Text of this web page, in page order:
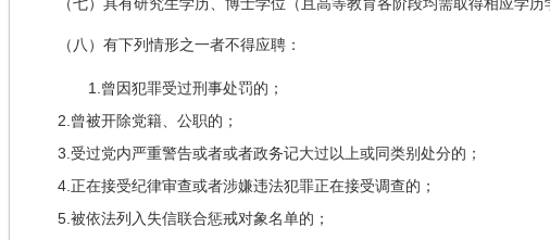
（八）有下列情形之一者不得应聘：
1.曾因犯罪受过刑事处罚的；
2.曾被开除党籍、公职的；
3.受过党内严重警告或者或者政务记大过以上或同类别处分的；
4.正在接受纪律审查或者涉嫌违法犯罪正在接受调查的；
5.被依法列入失信联合惩戒对象名单的；